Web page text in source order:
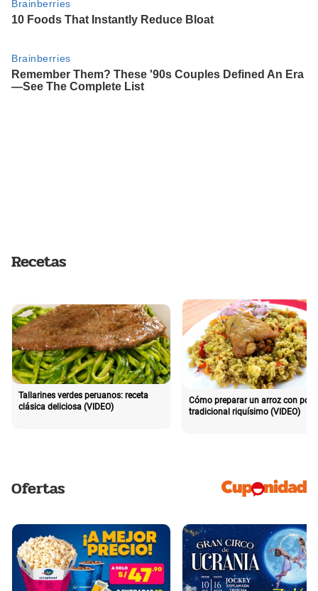
Recetas
Tallarines verdes peruanos: receta
clásica deliciosa (VIDEO)
Cómo preparar un arroz con pollo
tradicional riquísimo (VIDEO)
Ofertas